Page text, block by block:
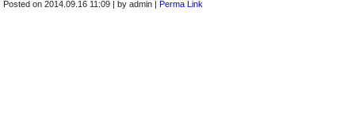
Posted on 2014.09.16 11:09| by admin| Perma Link